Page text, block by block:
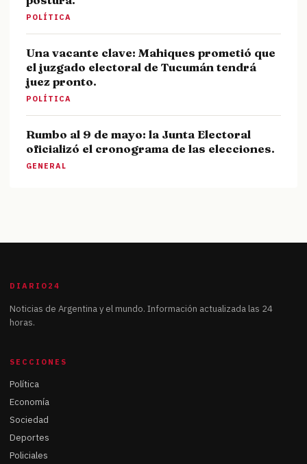
POLÍTICA
Una vacante clave: Mahiques prometió que
el juzgado electoral de Tucumán tendrá
juez pronto.
POLÍTICA
Rumbo al 9 de mayo: la Junta Electoral
oficializó el cronograma de las elecciones.
GENERAL
DIARIO24
Noticias de Argentina y el mundo. Información actualizada las 24
horas.
SECCIONES
Política
Economía
Sociedad
Deportes
Policiales